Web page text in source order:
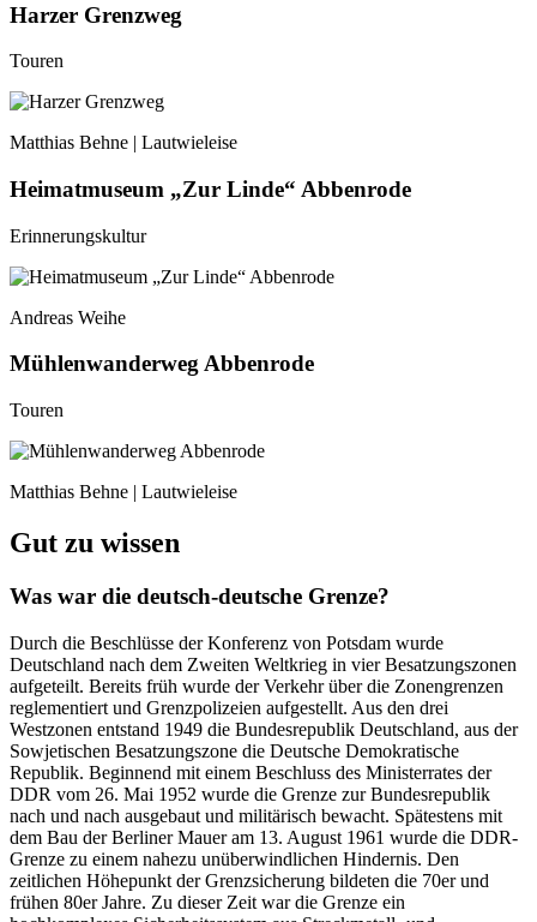
Harzer Grenzweg
Touren
Matthias Behne | Lautwieleise
Heimatmuseum „Zur Linde“ Abbenrode
Erinnerungskultur
Andreas Weihe
Mühlenwanderweg Abbenrode
Touren
Matthias Behne | Lautwieleise
Gut zu wissen
Was war die deutsch-deutsche Grenze?
Durch die Beschlüsse der Konferenz von Potsdam wurde
Deutschland nach dem Zweiten Weltkrieg in vier Besatzungszonen
aufgeteilt. Bereits früh wurde der Verkehr über die Zonengrenzen
reglementiert und Grenzpolizeien aufgestellt. Aus den drei
Westzonen entstand 1949 die Bundesrepublik Deutschland, aus der
Sowjetischen Besatzungszone die Deutsche Demokratische
Republik. Beginnend mit einem Beschluss des Ministerrates der
DDR vom 26. Mai 1952 wurde die Grenze zur Bundesrepublik
nach und nach ausgebaut und militärisch bewacht. Spätestens mit
dem Bau der Berliner Mauer am 13. August 1961 wurde die DDR-
Grenze zu einem nahezu unüberwindlichen Hindernis. Den
zeitlichen Höhepunkt der Grenzsicherung bildeten die 70er und
frühen 80er Jahre. Zu dieser Zeit war die Grenze ein